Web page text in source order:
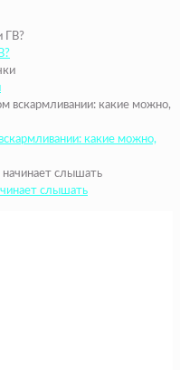
какие можно,
слышать